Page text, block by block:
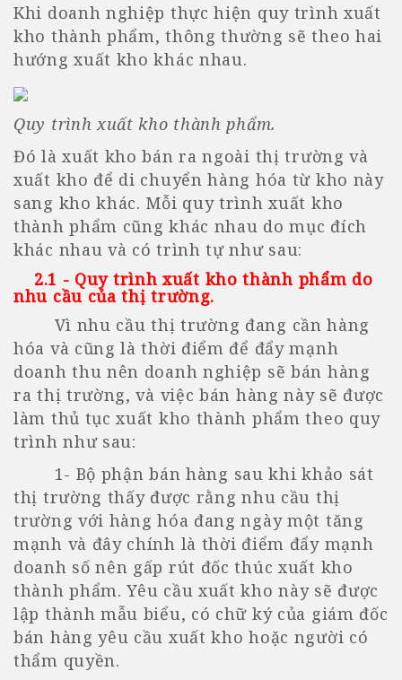
Khi doanh nghiệp thực hiện quy trình xuất
kho thành phẩm, thông thường sẽ theo hai
hướng xuất kho khác nhau.
Quy trình xuất kho thành phẩm.
Đó là xuất kho bán ra ngoài thị trường và
xuất kho để di chuyển hàng hóa từ kho này
sang kho khác. Mỗi quy trình xuất kho
thành phẩm cũng khác nhau do mục đích
khác nhau và có trình tự như sau:
2.1 - Quy trình xuất kho thành phẩm do
nhu cầu của thị trường.
Vì nhu cầu thị trường đang cần hàng
hóa và cũng là thời điểm để đẩy mạnh
doanh thu nên doanh nghiệp sẽ bán hàng
ra thị trường, và việc bán hàng này sẽ được
làm thủ tục xuất kho thành phẩm theo quy
trình như sau:
1- Bộ phận bán hàng sau khi khảo sát
thị trường thấy được rằng nhu cầu thị
trường với hàng hóa đang ngày một tăng
mạnh và đây chính là thời điểm đẩy mạnh
doanh số nên gấp rút đốc thúc xuất kho
thành phẩm. Yêu cầu xuất kho này sẽ được
lập thành mẫu biểu, có chữ ký của giám đốc
bán hàng yêu cầu xuất kho hoặc người có
thẩm quyền.